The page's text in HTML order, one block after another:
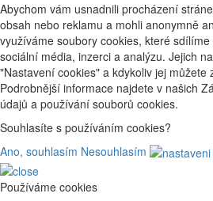
Abychom vám usnadnili procházení
obsah nebo reklamu a mohli anonymně
využíváme soubory cookies, které
sociální média, inzerci a analýzu. Jejich
"Nastavení cookies" a kdykoliv jej můžete
Podrobnější informace najdete v našich
údajů a používání souborů cookies.
Souhlasíte s používáním cookies?
Ano, souhlasím Nesouhlasím
Používáme cookies